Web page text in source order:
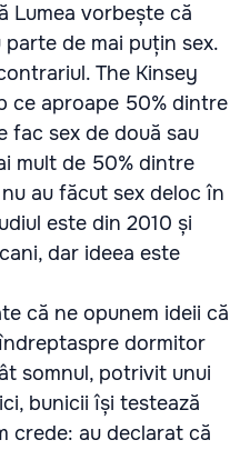
Lumea vorbește că
de mai puțin sex.
The Kinsey
ce aproape 50% dintre
fac sex de două sau
mult de 50% dintre
au făcut sex deloc în
este din 2010 și
dar ideea este
că ne opunem ideii că
dormitor
somnul, potrivit unui
bunicii își testează
crede: au declarat că